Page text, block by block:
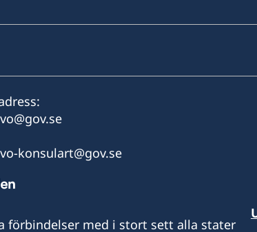
konsulart@gov.se
förbindelser med i stort sett alla stater